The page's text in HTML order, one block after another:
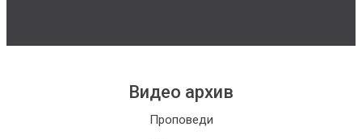
Видео архив
Проповеди